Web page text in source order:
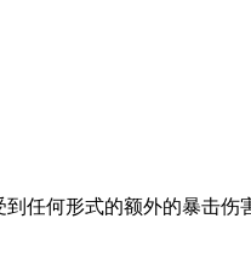
任何形式的额外的暴击伤